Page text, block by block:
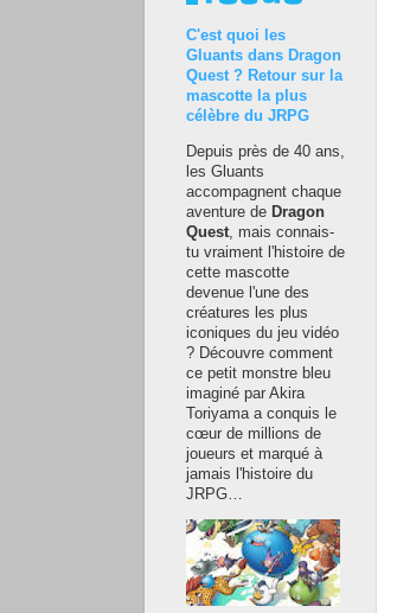
C'est quoi les
Gluants dans Dragon
Quest ? Retour sur la
mascotte la plus
célèbre du JRPG
Depuis près de 40 ans,
les Gluants
accompagnent chaque
aventure de Dragon
Quest , mais connais-
tu vraiment l'histoire de
cette mascotte
devenue l'une des
créatures les plus
iconiques du jeu vidéo
? Découvre comment
ce petit monstre bleu
imaginé par Akira
Toriyama a conquis le
cœur de millions de
joueurs et marqué à
jamais l'histoire du
JRPG…